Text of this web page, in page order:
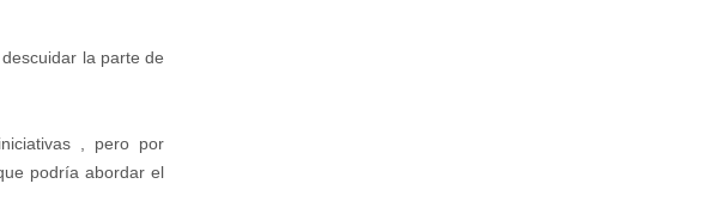
la parte de
, pero por
podría abordar el